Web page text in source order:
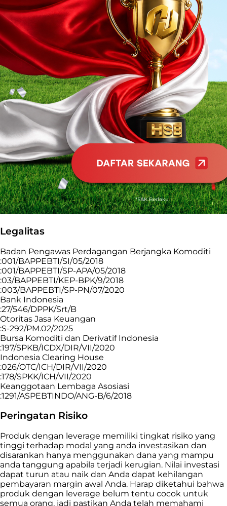
Legalitas
Badan Pengawas Perdagangan Berjangka Komoditi
:001/BAPPEBTI/SI/05/2018
:001/BAPPEBTI/SP-APA/05/2018
:03/BAPPEBTI/KEP-BPK/9/2018
:003/BAPPEBTI/SP-PN/07/2020
Bank Indonesia
:27/546/DPPK/Srt/B
Otoritas Jasa Keuangan
:S-292/PM.02/2025
Bursa Komoditi dan Derivatif Indonesia
:197/SPKB/ICDX/DIR/VII/2020
Indonesia Clearing House
:026/OTC/ICH/DIR/VII/2020
:178/SPKK/ICH/VII/2020
Keanggotaan Lembaga Asosiasi
:1291/ASPEBTINDO/ANG-B/6/2018
Peringatan Risiko
Produk dengan leverage memiliki tingkat risiko yang
tinggi terhadap modal yang anda investasikan dan
disarankan hanya menggunakan dana yang mampu
anda tanggung apabila terjadi kerugian. Nilai investasi
dapat turun atau naik dan Anda dapat kehilangan
pembayaran margin awal Anda. Harap diketahui bahwa
produk dengan leverage belum tentu cocok untuk
semua orang, jadi pastikan Anda telah memahami